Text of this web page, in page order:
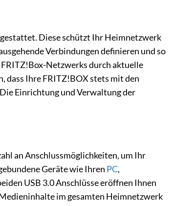
Diese schützt Ihr Heimnetzwerk
Verbindungen definieren und so
Netzwerks durch aktuelle
dass Ihre FRITZ!BOX stets mit den
Einrichtung und Verwaltung der
an Anschlussmöglichkeiten, um Ihr
Geräte wie Ihren PC,
USB 3.0 Anschlüsse eröffnen Ihnen
im gesamten Heimnetzwerk